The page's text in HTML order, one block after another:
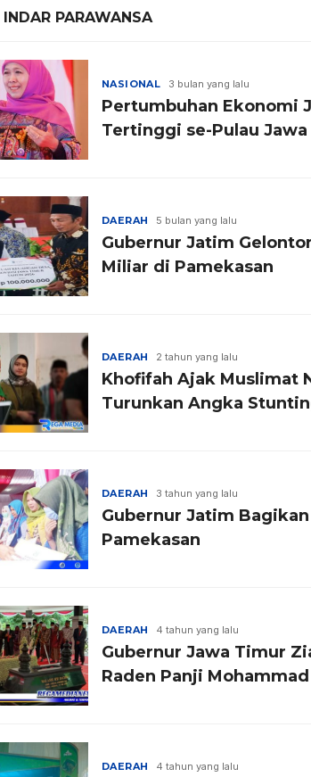
PARAWANSA
NASIONAL 3 bulan yang lalu
Pertumbuhan Ekonomi
Tertinggi se-Pulau Jawa
DAERAH 5 bulan yang lalu
Gubernur Jatim
Miliar di Pamekasan
DAERAH 2 tahun yang lalu
Khofifah Ajak Muslimat
Turunkan Angka
DAERAH 3 tahun yang lalu
Gubernur Jatim
Pamekasan
DAERAH 4 tahun yang lalu
Gubernur Jawa Timur
Raden Panji
DAERAH 4 tahun yang lalu